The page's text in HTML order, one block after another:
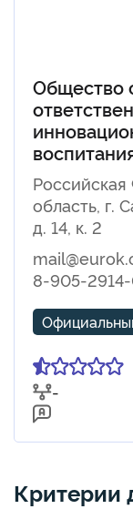
Общество
область, г.
д. 14, к. 2
8-905-
-
Критерии